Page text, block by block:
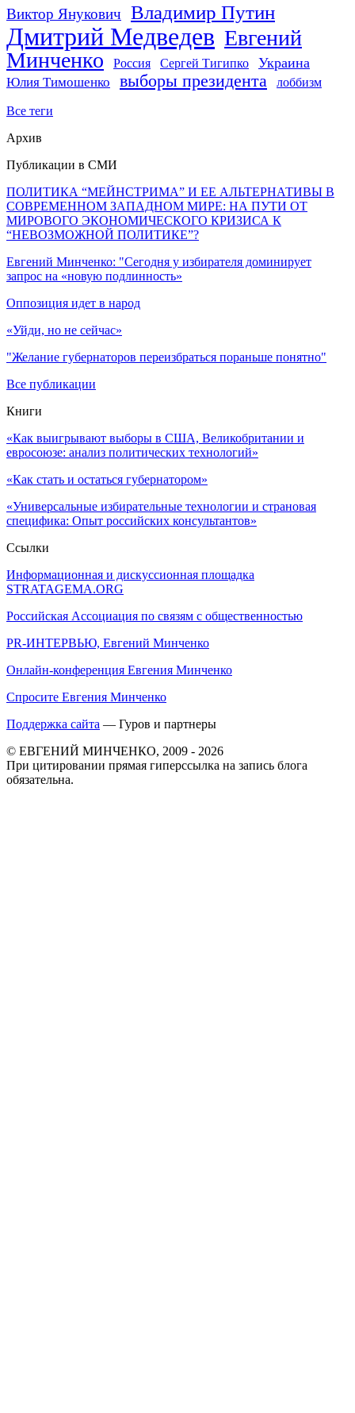
Виктор Янукович Владимир Путин
Дмитрий Медведев Евгений
Минченко
Россия Сергей Тигипко Украина
Юлия Тимошенко выборы президента лоббизм
Все теги
Архив
Публикации в СМИ
ПОЛИТИКА “МЕЙНСТРИМА” И ЕЕ АЛЬТЕРНАТИВЫ В
СОВРЕМЕННОМ ЗАПАДНОМ МИРЕ: НА ПУТИ ОТ
МИРОВОГО ЭКОНОМИЧЕСКОГО КРИЗИСА К
“НЕВОЗМОЖНОЙ ПОЛИТИКЕ”?
Евгений Минченко: "Сегодня у избирателя доминирует
запрос на «новую подлинность»
Оппозиция идет в народ
«Уйди, но не сейчас»
"Желание губернаторов переизбраться пораньше понятно"
Все публикации
Книги
«Как выигрывают выборы в США, Великобритании и
евросоюзе: анализ политических технологий»
«Как стать и остаться губернатором»
«Универсальные избирательные технологии и страновая
специфика: Опыт российских консультантов»
Ссылки
Информационная и дискуссионная площадка
STRATAGEMA.ORG
Российская Ассоциация по связям с общественностью
PR-ИНТЕРВЬЮ, Евгений Минченко
Онлайн-конференция Евгения Минченко
Спросите Евгения Минченко
Поддержка сайта — Гуров и партнеры
© ЕВГЕНИЙ МИНЧЕНКО, 2009 - 2026
При цитировании прямая гиперссылка на запись блога
обязательна.